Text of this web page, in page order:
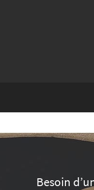
Besoin